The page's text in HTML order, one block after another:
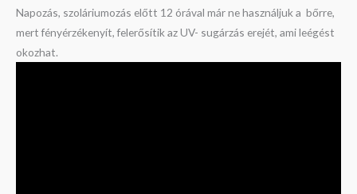
Napozás, szoláriumozás előtt 12 órával már ne használjuk a bőrre,
mert fényérzékenyít, felerősítik az UV- sugárzás erejét, ami leégést
okozhat.